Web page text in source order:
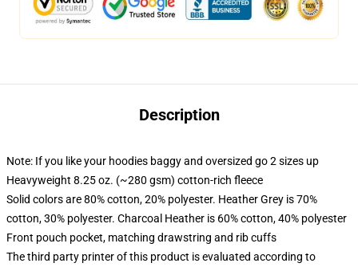
Description
Note: If you like your hoodies baggy and oversized go 2 sizes up
Heavyweight 8.25 oz. (~280 gsm) cotton-rich fleece
Solid colors are 80% cotton, 20% polyester. Heather Grey is 70%
cotton, 30% polyester. Charcoal Heather is 60% cotton, 40% polyester
Front pouch pocket, matching drawstring and rib cuffs
The third party printer of this product is evaluated according to